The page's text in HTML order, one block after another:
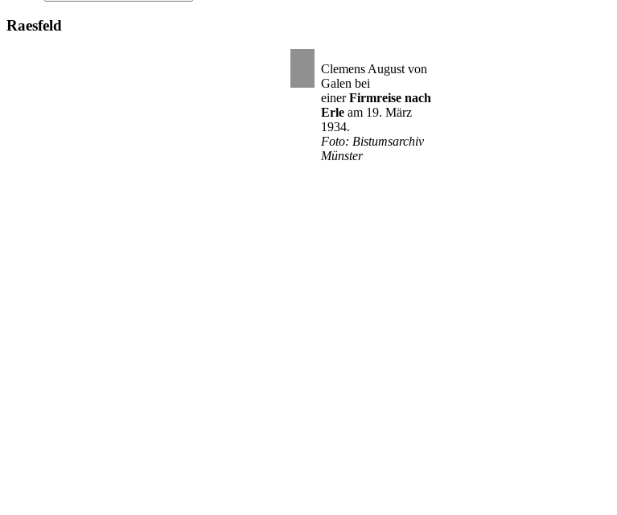
Raesfeld
Clemens August von
Galen bei
einerFirmreise nach
Erle am 19. März
1934.
Foto: Bistumsarchiv
Münster